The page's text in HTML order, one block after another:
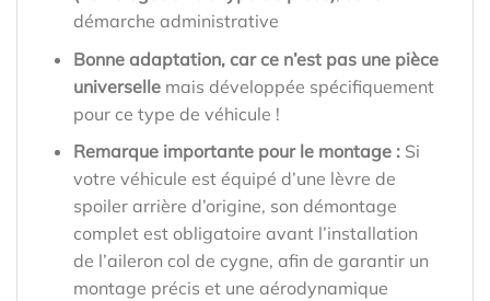
démarche administrative
Bonne adaptation, car ce n’est pas une pièce
universellemais développée spécifiquement
pour ce type de véhicule !
Remarque importante pour le montage : Si
votre véhicule est équipé d’une lèvre de
spoiler arrière d’origine, son démontage
complet est obligatoire avant l’installation
de l’aileron col de cygne, afin de garantir un
montage précis et une aérodynamique